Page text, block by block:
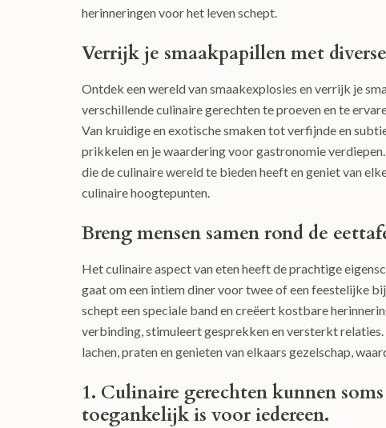
herinneringen voor het leven schept.
Verrijk je smaakpapillen met
Ontdek een wereld van smaakexplosies en verrijk je
verschillende culinaire gerechten te proeven en te
Van kruidige en exotische smaken tot verfijnde en
prikkelen en je waardering voor gastronomie
die de culinaire wereld te bieden heeft en geniet van
culinaire hoogtepunten.
Breng mensen samen rond de
Het culinaire aspect van eten heeft de prachtige
gaat om een intiem diner voor twee of een feestelijke
schept een speciale band en creëert kostbare
verbinding, stimuleert gesprekken en versterkt
lachen, praten en genieten van elkaars gezelschap,
1. Culinaire gerechten kunnen
toegankelijk is voor iedereen.